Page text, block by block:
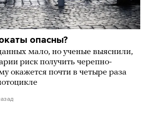
опасны?
мало, но ученые выяснили,
риск получить черепно-
окажется почти в четыре раза